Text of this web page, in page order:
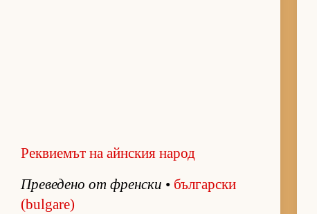
Реквиемът на айнския народ
Пре­ве­дено от френ­ски • бъл­гар­ски
(bulgare)